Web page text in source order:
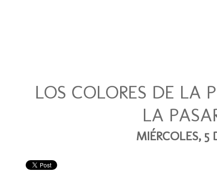
LOS COLORES DE LA
LA
MIÉRCOLES, 5